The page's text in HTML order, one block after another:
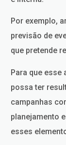
Por exemplo,
previsão de
que pretende
Para que esse
possa ter
campanhas
planejamento
esses